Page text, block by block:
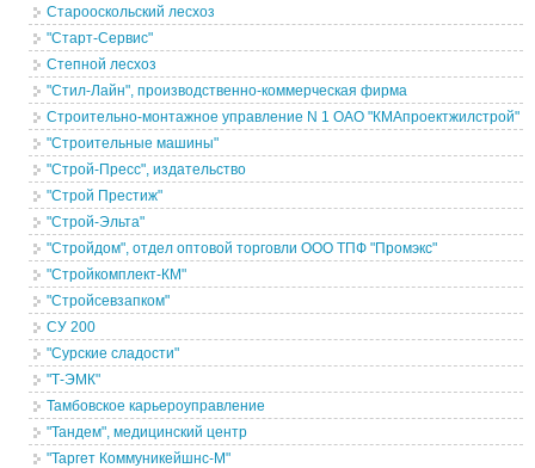
Старооскольский лесхоз
"Старт-Сервис"
Степной лесхоз
"Стил-Лайн", производственно-коммерческая фирма
Строительно-монтажное управление N 1 ОАО "КМАпроектжилстрой"
"Строительные машины"
"Строй-Пресс", издательство
"Строй Престиж"
"Строй-Эльта"
"Стройдом", отдел оптовой торговли ООО ТПФ "Промэкс"
"Стройкомплект-КМ"
"Стройсевзапком"
СУ 200
"Сурские сладости"
"Т-ЭМК"
Тамбовское карьероуправление
"Тандем", медицинский центр
"Таргет Коммуникейшнс-М"